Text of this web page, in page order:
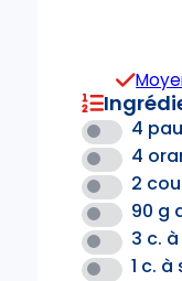
4
4
2
90 g
3 c.
1 c.